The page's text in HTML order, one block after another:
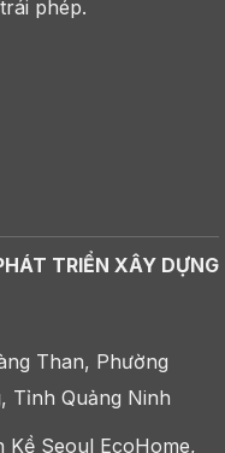
phép.
TRIỂN XÂY DỰNG
Than, Phường
Tỉnh Quảng Ninh
Kề Seoul EcoHome,